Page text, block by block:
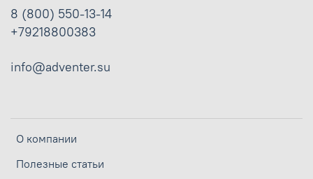
О компании
Полезные статьи
8 (800) 550-13-14
+79218800383
info@adventer.su